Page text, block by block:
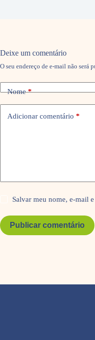
Deixe um comentário
O seu endereço de e-mail não será
Nome*
Adicionar comentário *
Salvar meu nome, e-mail
Publicar comentário